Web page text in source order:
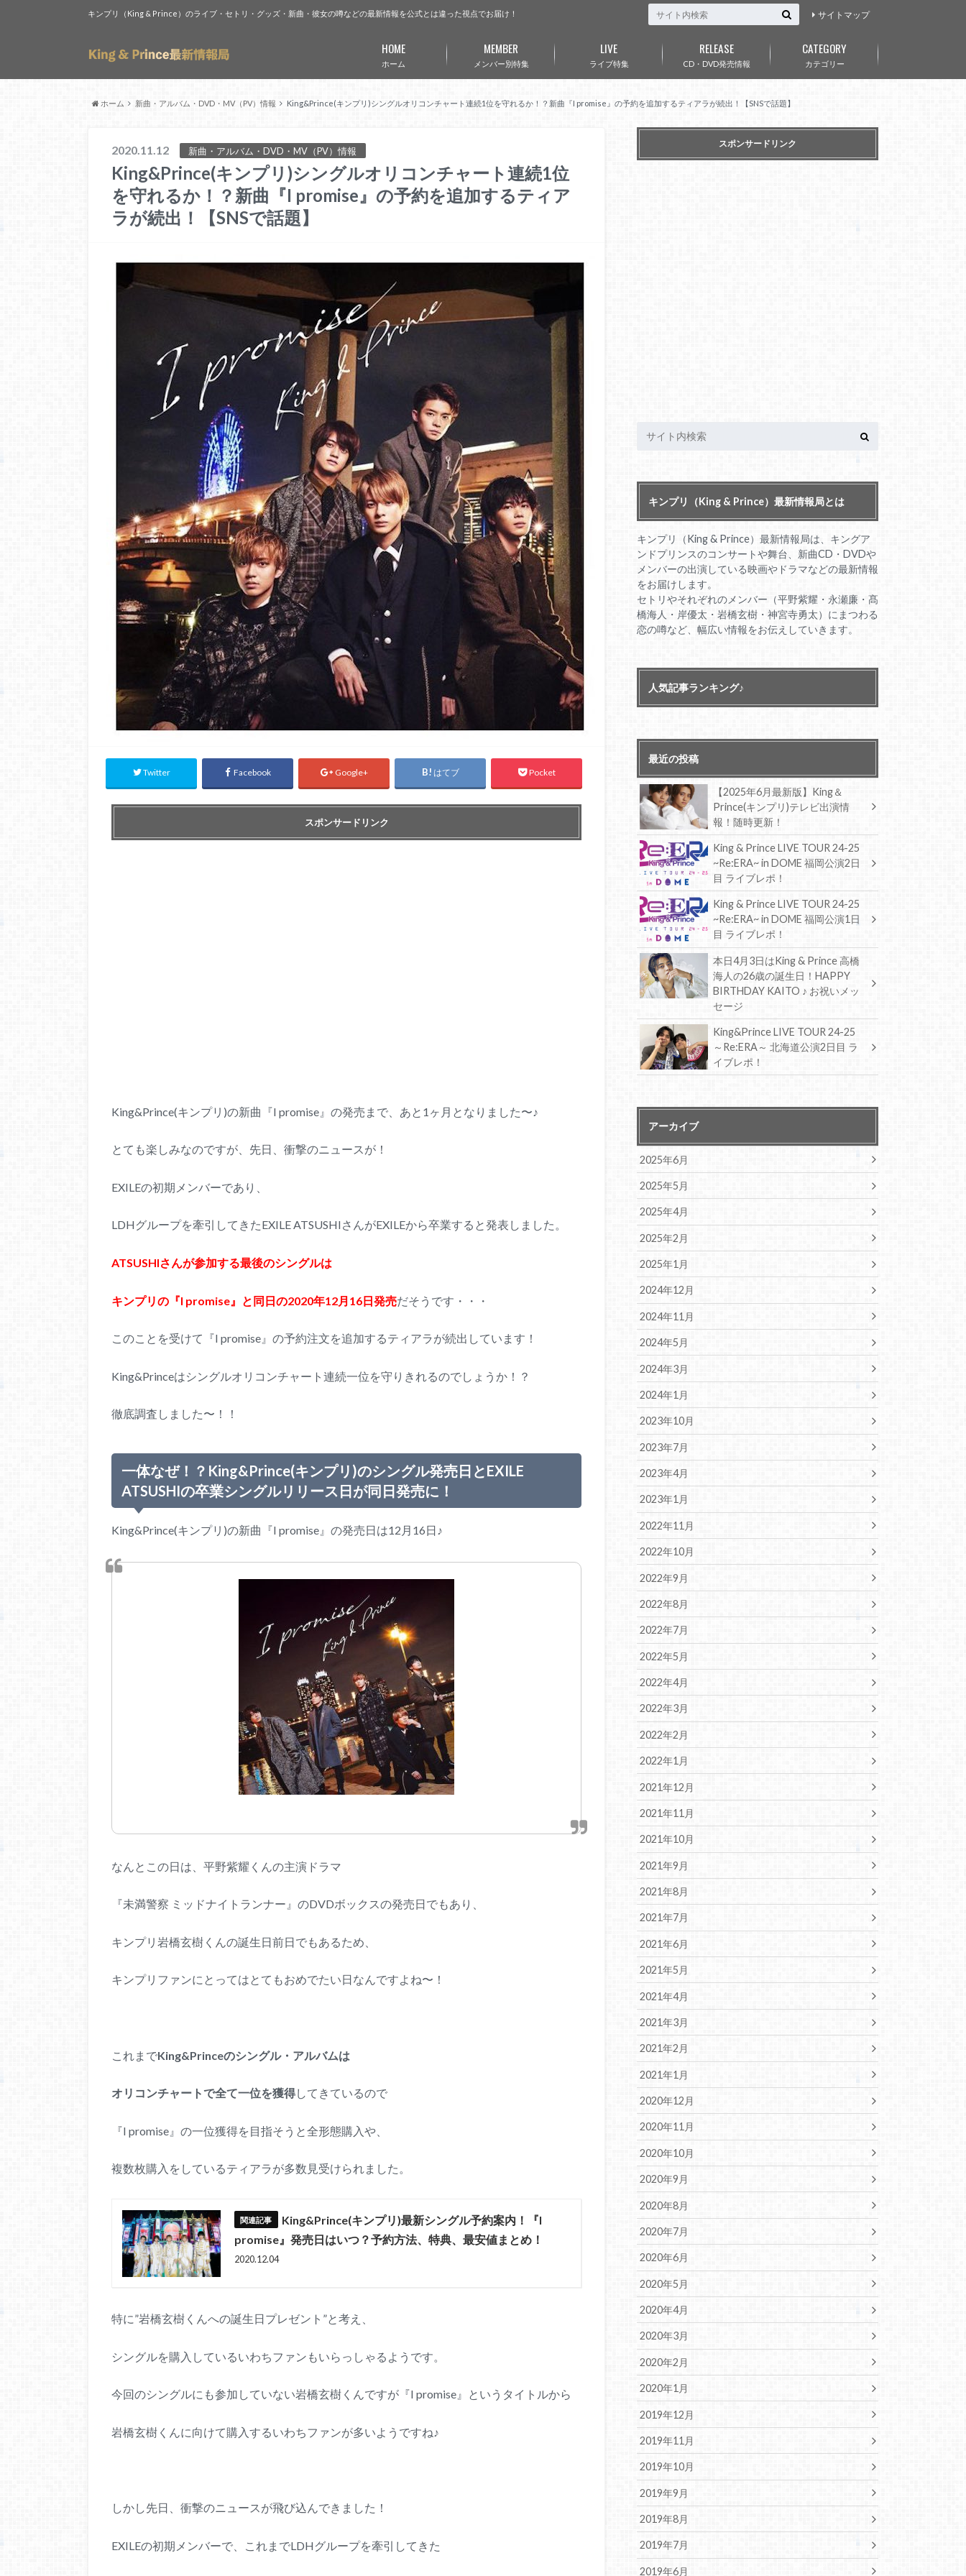
キンプリ（King & Prince）のライブ・セトリ・グッズ・新曲・彼女の噂などの最新情報を公式とは違った視点でお届け！ サイトマップ
ホーム
HOME
メンバー別特集
MEMBER
ライブ特集
LIVE
CD・DVD発売情報
RELEASE
カテゴリー
CATEGORY
ホーム 新曲・アルバム・DVD・MV（PV）情報 King&Prince(キンプリ)シングルオリコンチャート連続1位を守れるか！？新曲『I promise』の予約を追加するティアラが続出！【SNSで話題】
2020.11.12 新曲・アルバム・DVD・MV（PV）情報
King&Prince(キンプリ)シングルオリコンチャート連続1位
を守れるか！？新曲『I promise』の予約を追加するティア
ラが続出！【SNSで話題】
Twitter Facebook Google+ はてブ Pocket
スポンサードリンク
King&Prince(キンプリ)の新曲『I promise』の発売まで、あと1ヶ月となりました〜♪
とても楽しみなのですが、先日、衝撃のニュースが！
EXILEの初期メンバーであり、
LDHグループを牽引してきたEXILE ATSUSHIさんがEXILEから卒業すると発表しました。
ATSUSHIさんが参加する最後のシングルは
キンプリの『I promise』と同日の2020年12月16日発売だそうです・・・
このことを受けて『I promise』の予約注文を追加するティアラが続出しています！
King&Princeはシングルオリコンチャート連続一位を守りきれるのでしょうか！？
徹底調査しました〜！！
一体なぜ！？King&Prince(キンプリ)のシングル発売日とEXILE
ATSUSHIの卒業シングルリリース日が同日発売に！
King&Prince(キンプリ)の新曲『I promise』の発売日は12月16日♪
なんとこの日は、平野紫耀くんの主演ドラマ
『未満警察 ミッドナイトランナー』のDVDボックスの発売日でもあり、
キンプリ岩橋玄樹くんの誕生日前日でもあるため、
キンプリファンにとってはとてもおめでたい日なんですよね〜！
これまでKing&Princeのシングル・アルバムは
オリコンチャートで全て一位を獲得してきているので
『I promise』の一位獲得を目指そうと全形態購入や、
複数枚購入をしているティアラが多数見受けられました。
King&Prince(キンプリ)最新シングル予約案内！『I
promise』発売日はいつ？予約方法、特典、最安値まとめ！
2020.12.04
特に”岩橋玄樹くんへの誕生日プレゼント”と考え、
シングルを購入しているいわちファンもいらっしゃるようです。
今回のシングルにも参加していない岩橋玄樹くんですが『I promise』というタイトルから
岩橋玄樹くんに向けて購入するいわちファンが多いようですね♪
しかし先日、衝撃のニュースが飛び込んできました！
EXILEの初期メンバーで、これまでLDHグループを牽引してきた
スポンサードリンク
キンプリ（King & Prince）最新情報局とは
キンプリ（King & Prince）最新情報局は、キングア
ンドプリンスのコンサートや舞台、新曲CD・DVDや
メンバーの出演している映画やドラマなどの最新情報
をお届けします。
セトリやそれぞれのメンバー（平野紫耀・永瀬廉・髙
橋海人・岸優太・岩橋玄樹・神宮寺勇太）にまつわる
恋の噂など、幅広い情報をお伝えしていきます。
人気記事ランキング♪
最近の投稿
【2025年6月最新版】King＆
Prince(キンプリ)テレビ出演情
報！随時更新！
King & Prince LIVE TOUR 24-25
~Re:ERA~ in DOME 福岡公演2日
目 ライブレポ！
King & Prince LIVE TOUR 24-25
~Re:ERA~ in DOME 福岡公演1日
目 ライブレポ！
本日4月3日はKing & Prince 高橋
海人の26歳の誕生日！HAPPY
BIRTHDAY KAITO ♪ お祝いメッ
セージ
King&Prince LIVE TOUR 24-25
～Re:ERA～ 北海道公演2日目 ラ
イブレポ！
アーカイブ
2025年6月
2025年5月
2025年4月
2025年2月
2025年1月
2024年12月
2024年11月
2024年5月
2024年3月
2024年1月
2023年10月
2023年7月
2023年4月
2023年1月
2022年11月
2022年10月
2022年9月
2022年8月
2022年7月
2022年5月
2022年4月
2022年3月
2022年2月
2022年1月
2021年12月
2021年11月
2021年10月
2021年9月
2021年8月
2021年7月
2021年6月
2021年5月
2021年4月
2021年3月
2021年2月
2021年1月
2020年12月
2020年11月
2020年10月
2020年9月
2020年8月
2020年7月
2020年6月
2020年5月
2020年4月
2020年3月
2020年2月
2020年1月
2019年12月
2019年11月
2019年10月
2019年9月
2019年8月
2019年7月
2019年6月